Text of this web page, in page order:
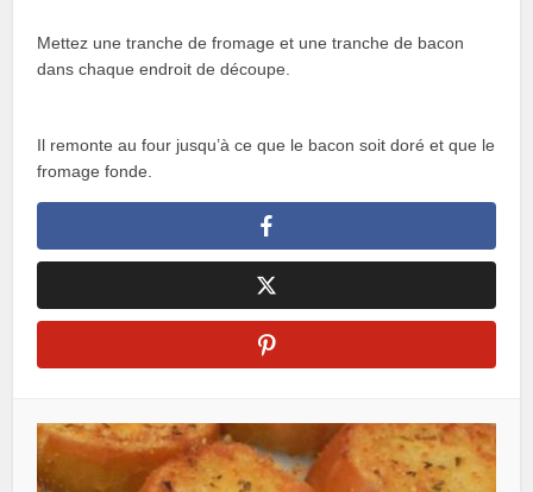
Mettez une tranche de fromage et une tranche de bacon
dans chaque endroit de découpe.
Il remonte au four jusqu’à ce que le bacon soit doré et que le
fromage fonde.